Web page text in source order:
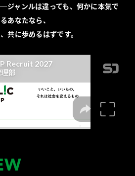
ジャンルは違っても、何かに本気で
あなたなら、
共に歩めるはずです。